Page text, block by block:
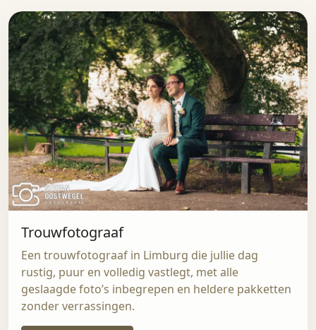
Trouwfotograaf
Een trouwfotograaf in Limburg die jullie dag
rustig, puur en volledig vastlegt, met alle
geslaagde foto’s inbegrepen en heldere pakketten
zonder verrassingen.